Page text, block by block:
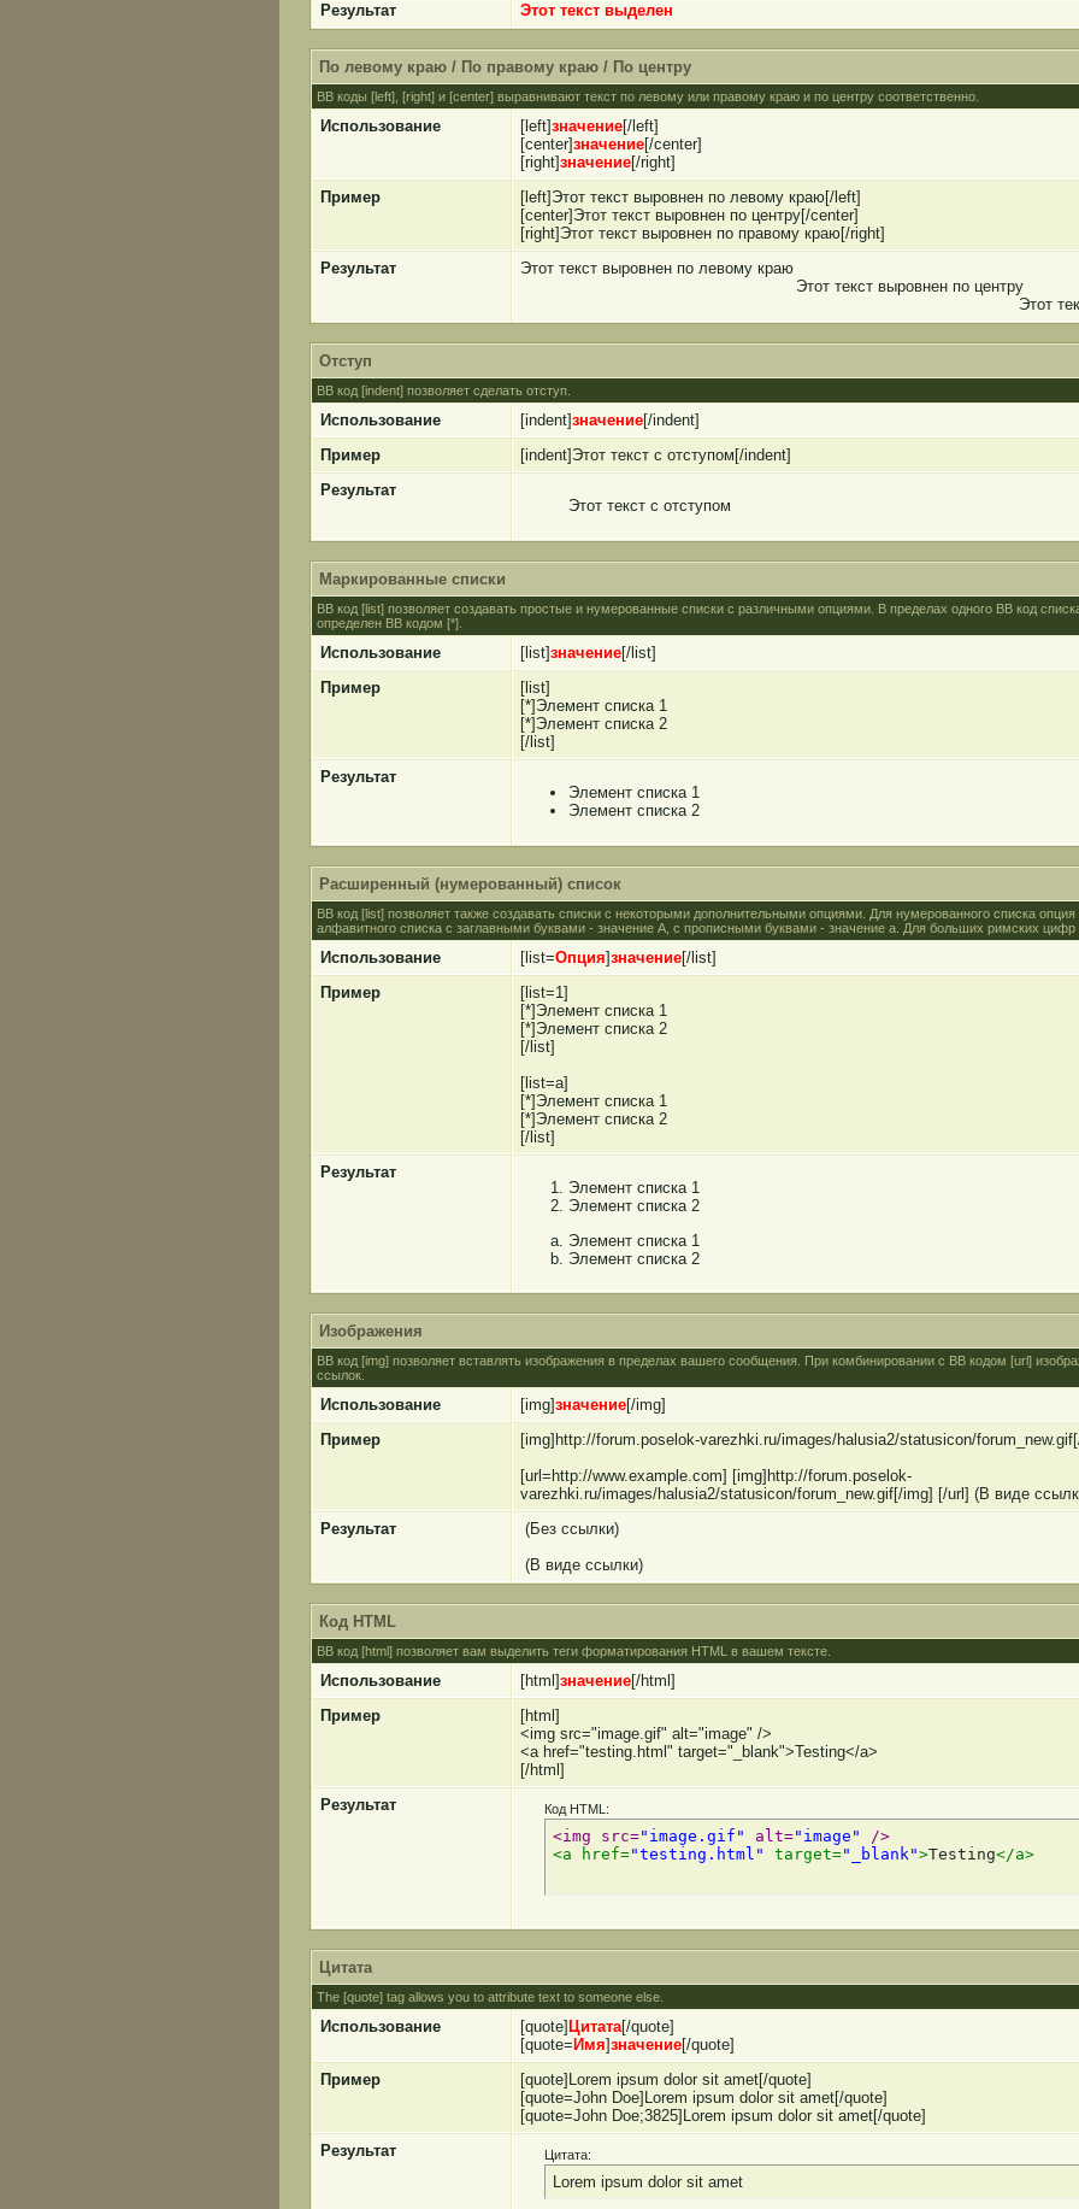
Результат
Этот текст выделен
По левому краю / По правому краю / По центру
BB коды [left], [right] и [center] выравнивают текст по левому или правому краю и по центру соответственно.
Использование [left]значение[/left]
[center]значение[/center]
[right]значение[/right]
Пример
[left]Этот текст выровнен по левому краю[/left]
[center]Этот текст выровнен по центру[/center]
[right]Этот текст выровнен по правому краю[/right]
Результат
Этот текст выровнен по левому краю
Этот текст выровнен по центру
Этот
Отступ
BB код [indent] позволяет сделать отступ.
Использование [indent]значение[/indent]
Пример
[indent]Этот текст с отступом[/indent]
Результат
Этот текст с отступом
Маркированные списки
BB код [list] позволяет создавать простые и нумерованные списки с различными опциями. В пределах одного BB код
определен BB кодом [*].
Использование [list]значение[/list]
Пример
[list]
[*]Элемент списка 1
[*]Элемент списка 2
[/list]
Результат
Элемент списка 1
Элемент списка 2
Расширенный (нумерованный) список
BB код [list] позволяет также создавать списки с некоторыми дополнительными опциями. Для нумерованного списка
алфавитного списка с заглавными буквами - значение A, с прописными буквами - значение а. Для больших римских
Использование [list=Опция]значение[/list]
Пример
[list=1]
[*]Элемент списка 1
[*]Элемент списка 2
[/list]
[list=a]
[*]Элемент списка 1
[*]Элемент списка 2
[/list]
Результат
Элемент списка 1
Элемент списка 2
Элемент списка 1
Элемент списка 2
Изображения
BB код [img] позволяет вставлять изображения в пределах вашего сообщения. При комбинировании с BB кодом [url]
ссылок.
Использование [img]значение[/img]
Пример
[img]http://forum.poselok-varezhki.ru/images/halusia2/statusicon/
[url=http://www.example.com] [img]http://forum.poselok-
varezhki.ru/images/halusia2/statusicon/forum_new.gif[/img] [/url] (В виде
Результат
(Без ссылки)
(В виде ссылки)
Код HTML
BB код [html] позволяет вам выделить теги форматирования HTML в вашем тексте.
Использование [html]значение[/html]
Пример
[html]
<img src="image.gif" alt="image" />
<a href="testing.html" target="_blank">Testing</a>
[/html]
Результат
Код HTML:
<img src="image.gif" alt="image"
/>
<a href="testing.html" target="_blank">Testing</a>
Цитата
The [quote] tag allows you to attribute text to someone else.
Использование [quote] Цитата[/quote]
[quote= Имя]значение[/quote]
Пример
[quote]Lorem ipsum dolor sit amet[/quote]
[quote=John Doe]Lorem ipsum dolor sit amet[/quote]
[quote=John Doe;3825]Lorem ipsum dolor sit amet[/quote]
Результат
Цитата:
Lorem ipsum dolor sit amet